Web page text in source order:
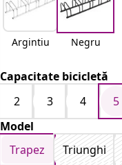
Argintiu Negru
Capacitate bicicletă
2
3 4 5
Model
Trapez
Triunghi